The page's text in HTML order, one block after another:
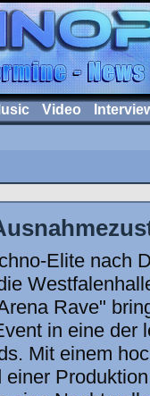
Video
Elite nach
Rave"
in eine der
Mit einem